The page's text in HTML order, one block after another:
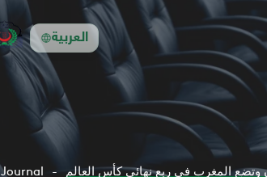
العربية
Journal وتضع المغرب في ربع نهائي كأس العالم